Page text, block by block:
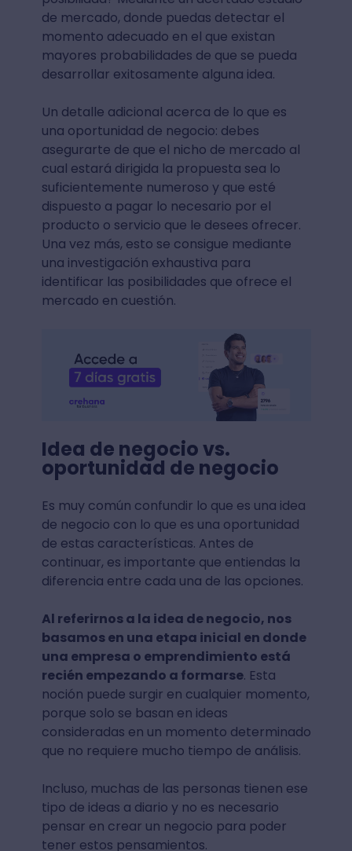
de mercado, donde puedas detectar el
momento adecuado en el que existan
mayores probabilidades de que se pueda
desarrollar exitosamente alguna idea.
Un detalle adicional acerca de lo que es
una oportunidad de negocio: debes
asegurarte de que el nicho de mercado al
cual estará dirigida la propuesta sea lo
suficientemente numeroso y que esté
dispuesto a pagar lo necesario por el
producto o servicio que le desees ofrecer.
Una vez más, esto se consigue mediante
una investigación exhaustiva para
identificar las posibilidades que ofrece el
mercado en cuestión.
Idea de negocio vs.
oportunidad de negocio
Es muy común confundir lo que es una idea
de negocio con lo que es una oportunidad
de estas características. Antes de
continuar, es importante que entiendas la
diferencia entre cada una de las opciones.
Al referirnos a la idea de negocio, nos
basamos en una etapa inicial en donde
una empresa o emprendimiento está
recién empezando a formarse. Esta
noción puede surgir en cualquier momento,
porque solo se basan en ideas
consideradas en un momento determinado
que no requiere mucho tiempo de análisis.
Incluso, muchas de las personas tienen ese
tipo de ideas a diario y no es necesario
pensar en crear un negocio para poder
tener estos pensamientos.